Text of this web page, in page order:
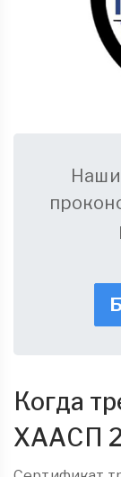
Когда
ХААСП